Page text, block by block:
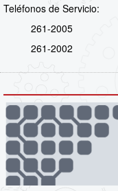
Teléfonos de Servicio:
261-2005
261-2002